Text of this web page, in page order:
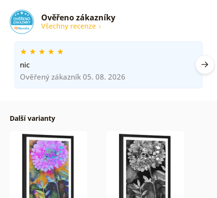
Ověřeno zákazníky
Všechny recenze
nic
Ověřený zákazník 05. 08. 2026
Další varianty